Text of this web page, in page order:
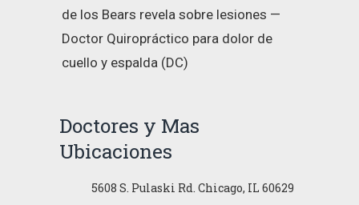
de los Bears revela sobre lesiones —
Doctor Quiropráctico para dolor de
cuello y espalda (DC)
Doctores y Mas
Ubicaciones
5608 S. Pulaski Rd. Chicago, IL 60629